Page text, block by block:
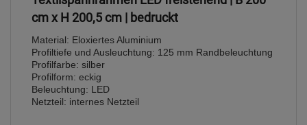
cm x H 200,5 cm | bedruckt
Material: Eloxiertes Aluminium
Profiltiefe und Ausleuchtung: 125 mm Randbeleuchtung
Profilfarbe: silber
Profilform: eckig
Beleuchtung: LED
Netzteil: internes Netzteil